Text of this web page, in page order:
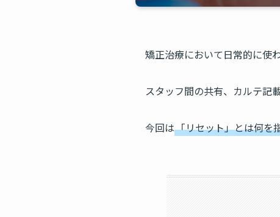
矯正治療において日常的に使
スタッフ間の共有、カルテ記
今回は「リセット」とは何を